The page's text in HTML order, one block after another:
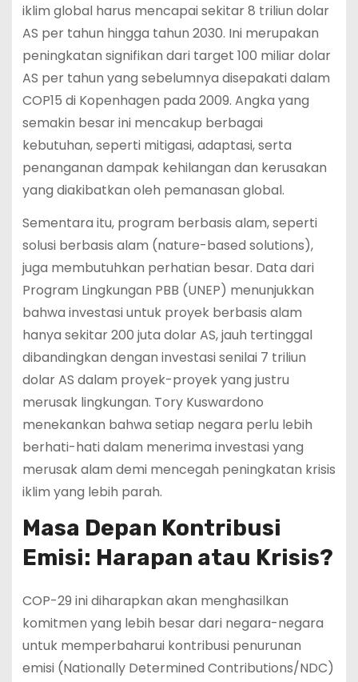
iklim global harus mencapai sekitar 8 triliun dolar
AS per tahun hingga tahun 2030. Ini merupakan
peningkatan signifikan dari target 100 miliar dolar
AS per tahun yang sebelumnya disepakati dalam
COP15 di Kopenhagen pada 2009. Angka yang
semakin besar ini mencakup berbagai
kebutuhan, seperti mitigasi, adaptasi, serta
penanganan dampak kehilangan dan kerusakan
yang diakibatkan oleh pemanasan global.
Sementara itu, program berbasis alam, seperti
solusi berbasis alam (nature-based solutions),
juga membutuhkan perhatian besar. Data dari
Program Lingkungan PBB (UNEP) menunjukkan
bahwa investasi untuk proyek berbasis alam
hanya sekitar 200 juta dolar AS, jauh tertinggal
dibandingkan dengan investasi senilai 7 triliun
dolar AS dalam proyek-proyek yang justru
merusak lingkungan. Tory Kuswardono
menekankan bahwa setiap negara perlu lebih
berhati-hati dalam menerima investasi yang
merusak alam demi mencegah peningkatan krisis
iklim yang lebih parah.
Masa Depan Kontribusi
Emisi: Harapan atau Krisis?
COP-29 ini diharapkan akan menghasilkan
komitmen yang lebih besar dari negara-negara
untuk memperbaharui kontribusi penurunan
emisi (Nationally Determined Contributions/NDC)